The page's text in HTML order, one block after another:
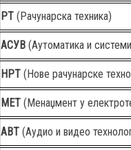
РТ(Рачунарска техника)
АСУВ (Аутоматика и
НРТ(Нове рачунарске
МЕТ(Менаџмент у
АВТ (Аудио и видео